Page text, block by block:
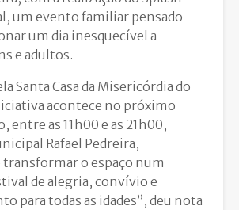
um evento familiar pensado
um dia inesquecível a
e adultos.
Santa Casa da Misericórdia do
acontece no próximo
entre as 11h00 e as 21h00,
Rafael Pedreira,
o espaço num
de alegria, convívio e
para todas as idades”, deu nota